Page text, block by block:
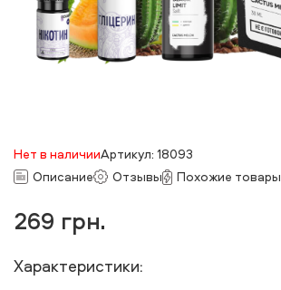
Нет в наличииАртикул: 18093
Описание
Отзывы Похожие товары
269 грн.
Характеристики: